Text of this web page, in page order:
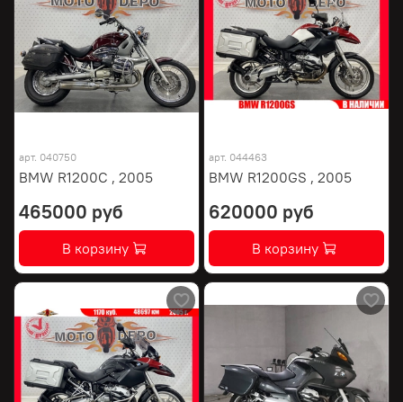
арт. 040750
BMW R1200C , 2005
465000 руб
В корзину
арт. 044463
BMW R1200GS , 2005
620000 руб
В корзину